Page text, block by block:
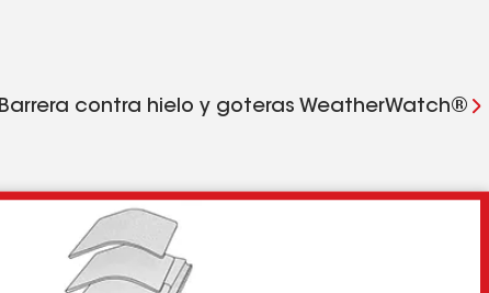
Barrera contra hielo y goteras WeatherWatch®